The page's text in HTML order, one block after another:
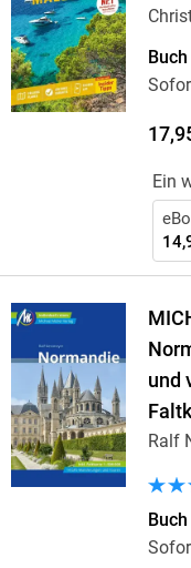
Ein
und
Ralf